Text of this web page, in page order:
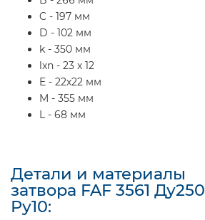
C - 197 мм
D - 102 мм
k - 350 мм
lxn - 23 x 12
E - 22х22 мм
M - 355 мм
L - 68 мм
Детали и материалы
затвора FAF 3561 Ду250
Ру10: